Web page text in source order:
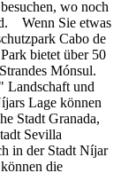
wo noch
Wenn Sie etwas
Cabo de
bietet über 50
Mónsul.
Landschaft und
Lage können
Stadt Granada,
Sevilla
in der Stadt Níjar
die